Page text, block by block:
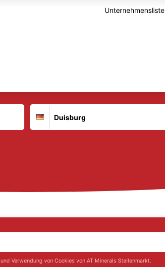
Unternehmensliste
Deutschland
und Verwendung von Cookies von AT Minerals Stellenmarkt.